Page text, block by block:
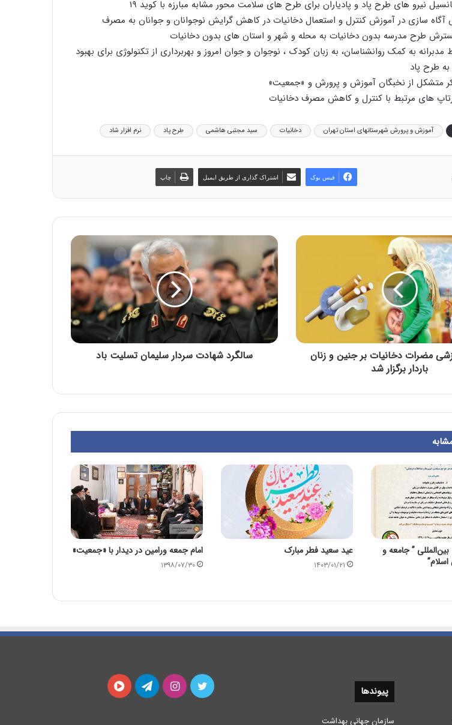
نیرو های طرح پاد و پادیاران برای طرح های سلامت محور مشابه مبارزه با کوید ۱۹
سازی در آموزش کنترل و استعمال دخانیات در کاهش گرایش نوجوانان و جوانان به مصرف
طرح مدرسه بدون دخانیات به محله و شهر و استان های بدون دخانیات
مدبرانه به کمک روانشناسان، به زبان کودک ، نوجوان و جوان امروز و بهربرداری از تکنولوژی برای بهبود
طرح پاد
متشکل از نخبگان آموزش و پرورش و «جمعیت»
های مرتبط با کنترل و کاهش مصرف دخانیات
آموزش و پرورش شهرستانهای استان تهران دخانیات سید مجتبی هاشمی طرح پاد نرم افزار شاد
فیس بوک اشتراک گذاری از طریق ایمیل چاپ
مضرات دخانیات بر جنین و زنان
باردار برگزار شد
سالگرد شهادت سردار سلیمان تسلیت باد
” جامعه و
عید سعید فطر مبارک
۱۴۰۳/۰۱/۲۱
امام جمعه ورامین در دیدار با «جمعیت»
۱۳۹۸/۰۷/۳۰
پیوندها
سازمان جهانی بهداشت
توییتر اینستاگرامتلگرام آپارات